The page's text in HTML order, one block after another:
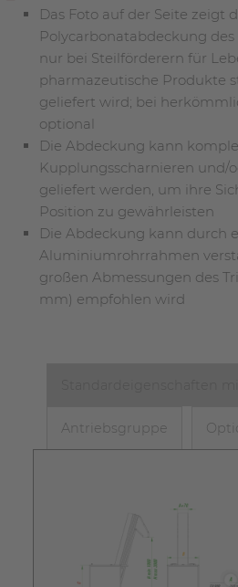
Das Foto auf der Seite zeigt
Polycarbonatabdeckung
nur bei Steilförderern für
pharmazeutische Produkte
geliefert wird; bei
optional
Die Abdeckung kann
Kupplungsscharnieren und/
geliefert werden, um ihre
Position zu gewährleisten
Die Abdeckung kann durch
Aluminiumrohrrahmen
großen Abmessungen des
mm) empfohlen wird
Das Foto zur Seite zeigt den
komplett mit MB-Schalttafel
Die MB-Schalttafel in
Tastsystem verfügt über
die Tasterstange in
Foto) signalisiert dem
Produkt stromabwärts:
dem Steilförderer das
die Tasterstange in
signalisiert der Schalttafel
von viel Produkt
sendet dem Steilförderer
Start- und Stoppsignale
Schalttafel erst nach
Antriebsgruppe